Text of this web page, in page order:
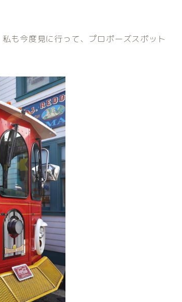
も今度見に行って、プロポーズスポット